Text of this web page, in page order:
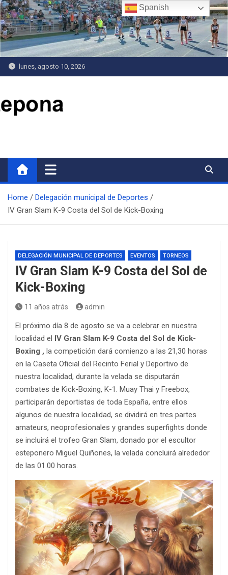
Saltar
al
contenido
lunes, agosto 10, 2026
Home
Delegación municipal de Deportes
IV Gran Slam K-9 Costa del Sol de Kick-Boxing
DELEGACIÓN MUNICIPAL DE DEPORTES EVENTOS TORNEOS
IV Gran Slam K-9 Costa del Sol de
Kick-Boxing
11 años atrás admin
El próximo día 8 de agosto se va a celebrar en nuestra
localidad el IV Gran Slam K-9 Costa del Sol de Kick-
Boxing , la competición dará comienzo a las 21,30 horas
en la Caseta Oficial del Recinto Ferial y Deportivo de
nuestra localidad, durante la velada se disputarán
combates de Kick-Boxing, K-1. Muay Thai y Freebox,
participarán deportistas de toda España, entre ellos
algunos de nuestra localidad, se dividirá en tres partes
amateurs, neoprofesionales y grandes superfights donde
se incluirá el trofeo Gran Slam, donado por el escultor
esteponero Miguel Quiñones, la velada concluirá alrededor
de las 01.00 horas.
Spanish